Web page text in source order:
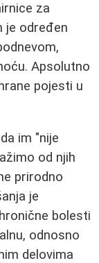
za
je određen
Apsolutno
pojesti u
im "nije
od njih
prirodno
je
bolesti
odnosno
delovima